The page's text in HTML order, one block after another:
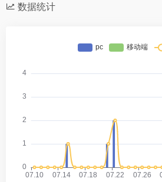
数据统计